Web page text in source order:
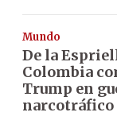
Mundo
De la
Colombia
Trump en
narcotráfico